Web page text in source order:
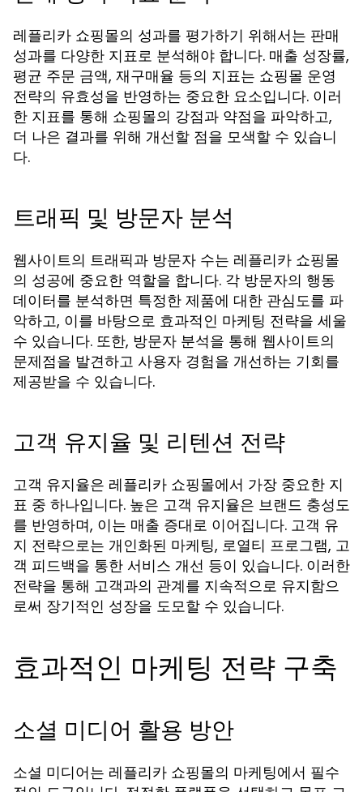
레플리카 쇼핑몰의 성과를 평가하기 위해서는 판매
성과를 다양한 지표로 분석해야 합니다. 매출 성장률,
평균 주문 금액, 재구매율 등의 지표는 쇼핑몰 운영
전략의 유효성을 반영하는 중요한 요소입니다. 이러
한 지표를 통해 쇼핑몰의 강점과 약점을 파악하고,
더 나은 결과를 위해 개선할 점을 모색할 수 있습니
다.
트래픽 및 방문자 분석
웹사이트의 트래픽과 방문자 수는 레플리카 쇼핑몰
의 성공에 중요한 역할을 합니다. 각 방문자의 행동
데이터를 분석하면 특정한 제품에 대한 관심도를 파
악하고, 이를 바탕으로 효과적인 마케팅 전략을 세울
수 있습니다. 또한, 방문자 분석을 통해 웹사이트의
문제점을 발견하고 사용자 경험을 개선하는 기회를
제공받을 수 있습니다.
고객 유지율 및 리텐션 전략
고객 유지율은 레플리카 쇼핑몰에서 가장 중요한 지
표 중 하나입니다. 높은 고객 유지율은 브랜드 충성도
를 반영하며, 이는 매출 증대로 이어집니다. 고객 유
지 전략으로는 개인화된 마케팅, 로열티 프로그램, 고
객 피드백을 통한 서비스 개선 등이 있습니다. 이러한
전략을 통해 고객과의 관계를 지속적으로 유지함으
로써 장기적인 성장을 도모할 수 있습니다.
효과적인 마케팅 전략 구축
소셜 미디어 활용 방안
소셜 미디어는 레플리카 쇼핑몰의 마케팅에서 필수